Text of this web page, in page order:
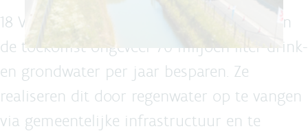
18 Vlaamse steden en gemeenten zullen in
de toekomst ongeveer 70 miljoen liter drink-
en grondwater per jaar besparen. Ze
realiseren dit door regenwater op te vangen
via gemeentelijke infrastructuur en te